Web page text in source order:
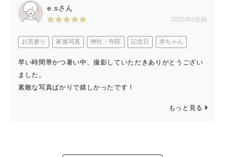
e.sさん
2025/8/1投稿
お宮参り 家族写真 神社・寺院 記念日 赤ちゃん
早い時間帯かつ暑い中、撮影していただきありがとうござい
ました。
素敵な写真ばかりで嬉しかったです！
もっと見る